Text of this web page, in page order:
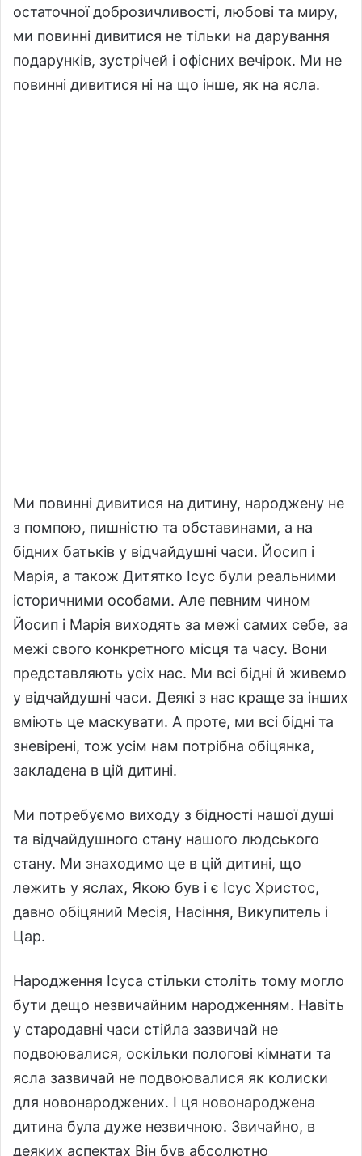
остаточної доброзичливості, любові та миру,
ми повинні дивитися не тільки на дарування
подарунків, зустрічей і офісних вечірок. Ми не
повинні дивитися ні на що інше, як на ясла.
Ми повинні дивитися на дитину, народжену не
з помпою, пишністю та обставинами, а на
бідних батьків у відчайдушні часи. Йосип і
Марія, а також Дитятко Ісус були реальними
історичними особами. Але певним чином
Йосип і Марія виходять за межі самих себе, за
межі свого конкретного місця та часу. Вони
представляють усіх нас. Ми всі бідні й живемо
у відчайдушні часи. Деякі з нас краще за інших
вміють це маскувати. А проте, ми всі бідні та
зневірені, тож усім нам потрібна обіцянка,
закладена в цій дитині.
Ми потребуємо виходу з бідності нашої душі
та відчайдушного стану нашого людського
стану. Ми знаходимо це в цій дитині, що
лежить у яслах, Якою був і є Ісус Христос,
давно обіцяний Месія, Насіння, Викупитель і
Цар.
Народження Ісуса стільки століть тому могло
бути дещо незвичайним народженням. Навіть
у стародавні часи стійла зазвичай не
подвоювалися, оскільки пологові кімнати та
ясла зазвичай не подвоювалися як колиски
для новонароджених. І ця новонароджена
дитина була дуже незвичною. Звичайно, в
деяких аспектах Він був абсолютно